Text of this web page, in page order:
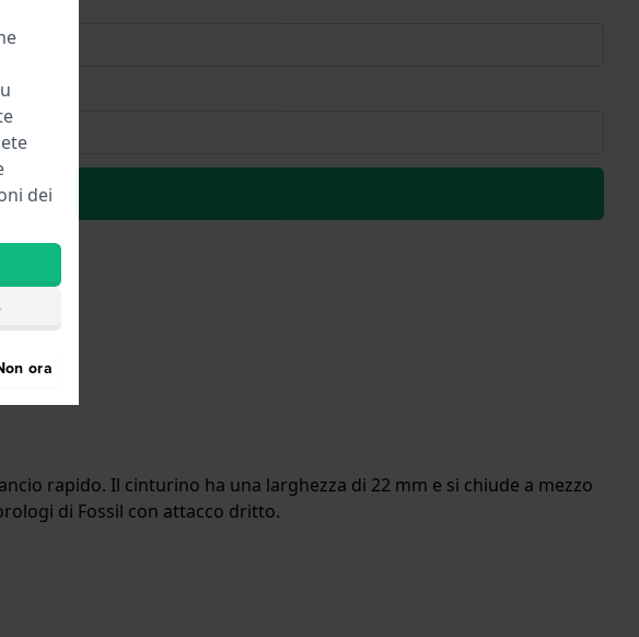
rapido. Il cinturino ha una larghezza di 22 mm e si chiude a mezzo
di Fossil con attacco dritto.
dei
ora